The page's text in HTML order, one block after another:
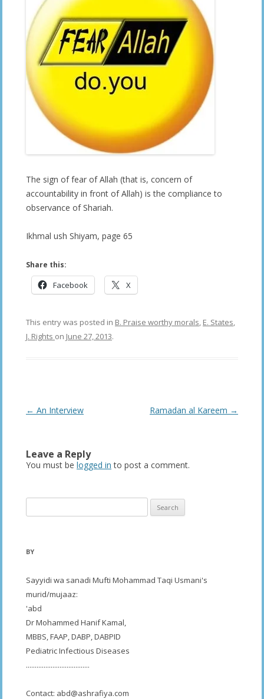
The sign of fear of Allah (that is, concern of
accountability in front of Allah) is the compliance to
observance of Shariah.
Ikhmal ush Shiyam, page 65
Share this:
Facebook X
This entry was posted in B. Praise worthy morals, E. States,
J. Rights on June 27, 2013.
Post
← An Interview Ramadan al Kareem →
Leave a Reply
You must be logged in to post a comment.
for:
BY
Sayyidi wa sanadi Mufti Mohammad Taqi Usmani's
murid/mujaaz:
'abd
Dr Mohammed Hanif Kamal,
MBBS, FAAP, DABP, DABPID
Pediatric Infectious Diseases
....................................
Contact: abd@ashrafiya.com